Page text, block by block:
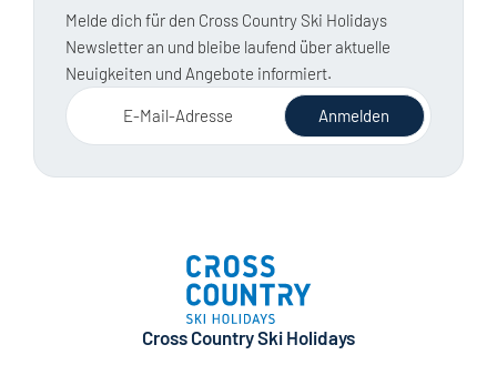
Melde dich für den Cross Country Ski Holidays
Newsletter an und bleibe laufend über aktuelle
Neuigkeiten und Angebote informiert.
E-Mail-Adresse Anmelden
Cross Country Ski Holidays